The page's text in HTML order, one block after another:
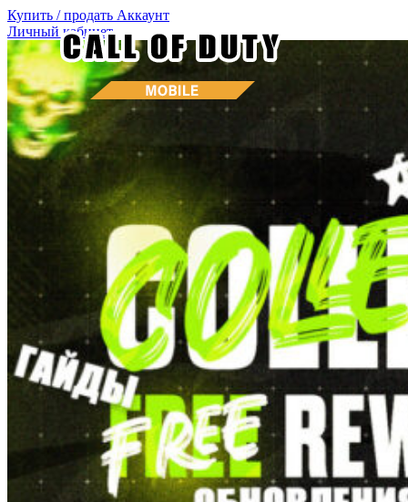
Купить / продать Аккаунт
Личный кабинет